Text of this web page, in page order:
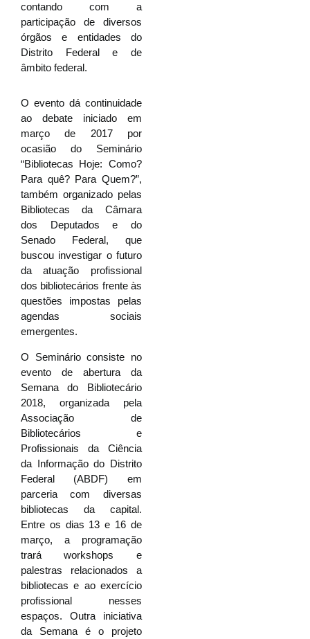
contando com a
participação de diversos
órgãos e entidades do
Distrito Federal e de
âmbito federal.
O evento dá continuidade
ao debate iniciado em
março de 2017 por
ocasião do Seminário
“Bibliotecas Hoje: Como?
Para quê? Para Quem?”,
também organizado pelas
Bibliotecas da Câmara
dos Deputados e do
Senado Federal, que
buscou investigar o futuro
da atuação profissional
dos bibliotecários frente às
questões impostas pelas
agendas sociais
emergentes.
O Seminário consiste no
evento de abertura da
Semana do Bibliotecário
2018, organizada pela
Associação de
Bibliotecários e
Profissionais da Ciência
da Informação do Distrito
Federal (ABDF) em
parceria com diversas
bibliotecas da capital.
Entre os dias 13 e 16 de
março, a programação
trará workshops e
palestras relacionados a
bibliotecas e ao exercício
profissional nesses
espaços. Outra iniciativa
da Semana é o projeto